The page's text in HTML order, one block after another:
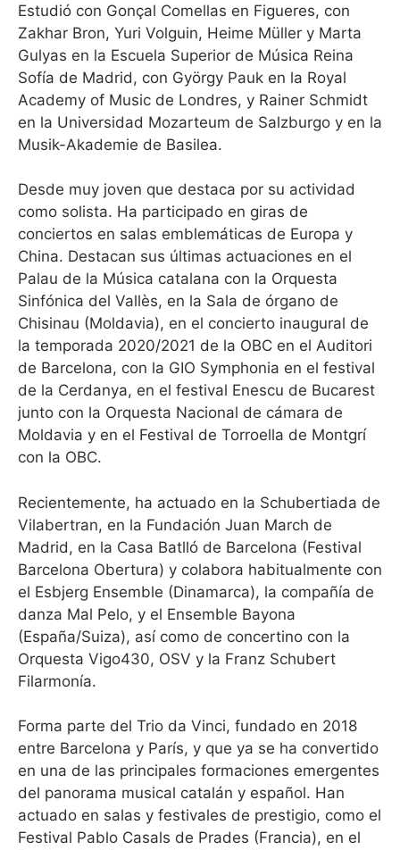
Estudió con Gonçal Comellas en Figueres, con
Zakhar Bron, Yuri Volguin, Heime Müller y Marta
Gulyas en la Escuela Superior de Música Reina
Sofía de Madrid, con György Pauk en la Royal
Academy of Music de Londres, y Rainer Schmidt
en la Universidad Mozarteum de Salzburgo y en la
Musik-Akademie de Basilea.
Desde muy joven que destaca por su actividad
como solista. Ha participado en giras de
conciertos en salas emblemáticas de Europa y
China. Destacan sus últimas actuaciones en el
Palau de la Música catalana con la Orquesta
Sinfónica del Vallès, en la Sala de órgano de
Chisinau (Moldavia), en el concierto inaugural de
la temporada 2020/2021 de la OBC en el Auditori
de Barcelona, con la GIO Symphonia en el festival
de la Cerdanya, en el festival Enescu de Bucarest
junto con la Orquesta Nacional de cámara de
Moldavia y en el Festival de Torroella de Montgrí
con la OBC.
Recientemente, ha actuado en la Schubertiada de
Vilabertran, en la Fundación Juan March de
Madrid, en la Casa Batlló de Barcelona (Festival
Barcelona Obertura) y colabora habitualmente con
el Esbjerg Ensemble (Dinamarca), la compañía de
danza Mal Pelo, y el Ensemble Bayona
(España/Suiza), así como de concertino con la
Orquesta Vigo430, OSV y la Franz Schubert
Filarmonía.
Forma parte del Trio da Vinci, fundado en 2018
entre Barcelona y París, y que ya se ha convertido
en una de las principales formaciones emergentes
del panorama musical catalán y español. Han
actuado en salas y festivales de prestigio, como el
Festival Pablo Casals de Prades (Francia), en el